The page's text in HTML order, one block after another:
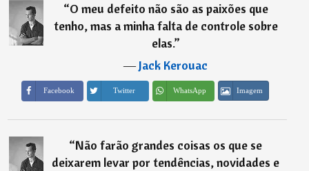
“O meu defeito não são as paixões que
tenho, mas a minha falta de controle sobre
elas.”
―Jack Kerouac
Facebook Twitter WhatsApp Imagem
“Não farão grandes coisas os que se
deixarem levar por tendências, novidades e